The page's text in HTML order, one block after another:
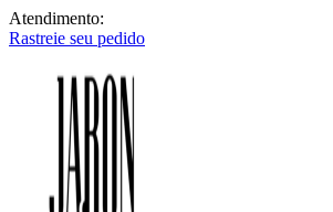
Atendimento:
Rastreie seu pedido